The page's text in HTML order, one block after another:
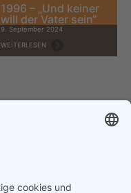
1996 – „Und keiner
will der Vater sein“
9. September 2024
WEITERLESEN